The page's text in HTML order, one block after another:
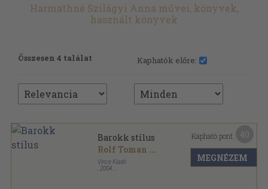
Harmathné Szilágyi Anna művei, könyvek,
használt könyvek
Összesen 4 találat Kaphatók előre:
Barokk stílus
Rolf Toman ...
Vince Kiadó
2004
Kapható pont:
MEGNÉZEM